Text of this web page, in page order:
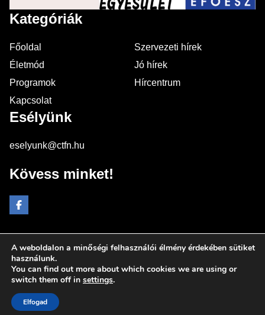
Kategóriák
Főoldal
Szervezeti hírek
Életmód
Jó hírek
Programok
Hírcentrum
Kapcsolat
Esélyünk
eselyunk@ctfn.hu
Kövess minket!
Copyright © 2024 eselyunk.hu. Minden jog fenntartva.
Általános Szerződési Feltételek
Adatkezelési Nyilatkozat
A weboldalon a minőségi felhasználói élmény érdekében sütiket
használunk.
You can find out more about which cookies we are using or
switch them off in settings.
Elfogad